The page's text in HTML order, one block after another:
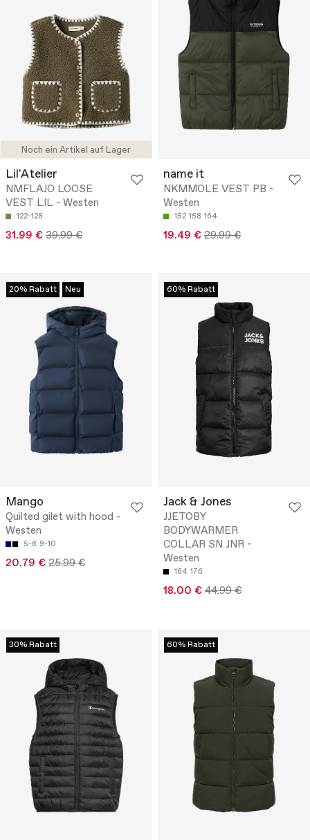
Noch ein Artikel auf Lager
Lil'Atelier
NMFLAJO LOOSE
VEST LIL - Westen
122-128
31.99 € 39.99 €
name it
NKMMOLE VEST PB -
Westen
152 158 164
19.49 € 29.99 €
20% Rabatt Neu
Mango
Quilted gilet with hood -
Westen
5-6 9-10
20.79 € 25.99 €
60% Rabatt
Jack & Jones
JJETOBY
BODYWARMER
COLLAR SN JNR -
Westen
164 176
18.00 € 44.99 €
30% Rabatt 60% Rabatt